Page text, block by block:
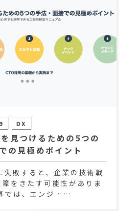
DX
見つけるための5つの
の見極めポイント
失敗すると、企業の技術戦
をきたす可能性がありま
では、エンジ……